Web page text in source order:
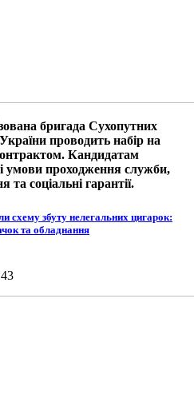
бригада Сухопутних
проводить набір на
Кандидатам
умови проходження служби,
та соціальні гарантії.
схему збуту нелегальних цигарок:
та обладнання